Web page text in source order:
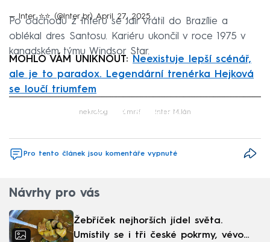
— Inter ⭐️⭐️ (@Inter_br) April 27, 2025
Po odchodu z Interu se Jair vrátil do Brazílie a
oblékal dres Santosu. Kariéru ukončil v roce 1975 v
kanadském týmu Windsor Star.
MOHLO VÁM UNIKNOUT:
Neexistuje lepší scénář,
ale je to paradox. Legendární trenérka Hejková
se loučí triumfem
Failed to fetch
nekrolog úmrtí Inter Milán
Pro tento článek jsou komentáře vypnuté
Návrhy pro vás
Žebříček nejhorších jídel světa.
Umístily se i tři české pokrmy, vévodí